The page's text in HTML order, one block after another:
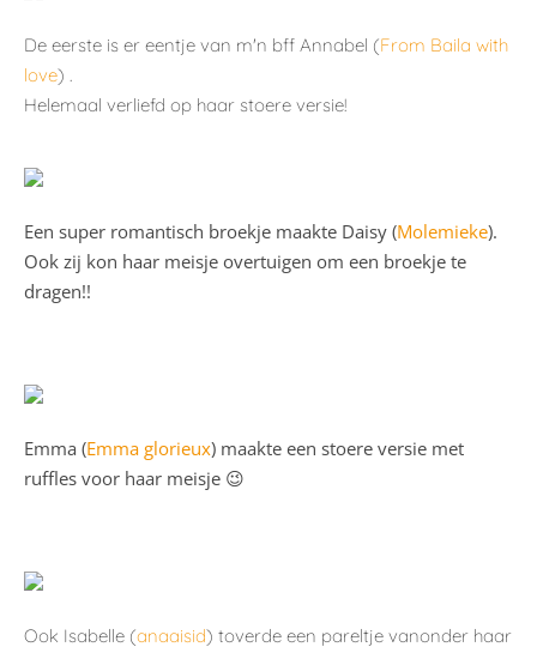
De eerste is er eentje van m'n bff Annabel (From Baila with
love) .
Helemaal verliefd op haar stoere versie!
Een super romantisch broekje maakte Daisy (Molemieke).
Ook zij kon haar meisje overtuigen om een broekje te
dragen!!
Emma (Emma glorieux) maakte een stoere versie met
ruffles voor haar meisje 😉
Ook Isabelle (anaaisid) toverde een pareltje vanonder haar